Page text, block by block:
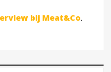
bij Meat&Co.